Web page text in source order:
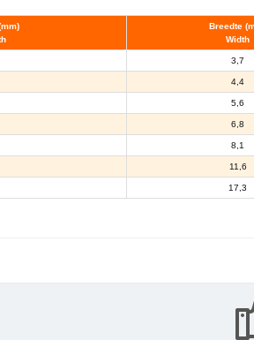
Breedte
Width
3,7
4,4
5,6
6,8
8,1
11,6
17,3